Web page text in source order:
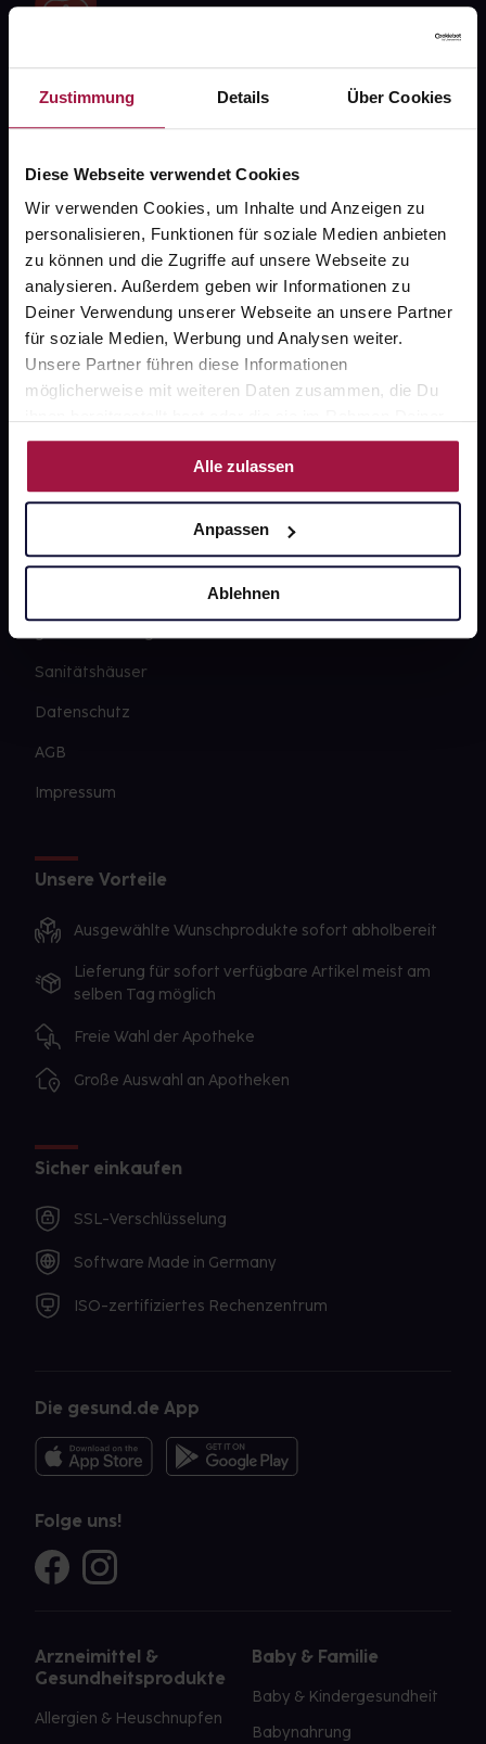
Zustimmung Details Über Cookies
Diese Webseite verwendet Cookies
Wir verwenden Cookies, um Inhalte und Anzeigen zu
personalisieren, Funktionen für soziale Medien anbieten
zu können und die Zugriffe auf unsere Webseite zu
analysieren. Außerdem geben wir Informationen zu
Deiner Verwendung unserer Webseite an unsere Partner
für soziale Medien, Werbung und Analysen weiter.
Unsere Partner führen diese Informationen
möglicherweise mit weiteren Daten zusammen, die Du
Nutzung der Dienste gesammelt haben.
Alle zulassen
Anpassen
Ablehnen
Fragen zu Deiner Bestellung?
Kontakt
Widerrufsformular
gesund.de
Barrierefreiheitserklärung
Sanitätshäuser
Datenschutz
AGB
Impressum
Unsere Vorteile
Ausgewählte Wunschprodukte sofort abholbereit
Lieferung für sofort verfügbare Artikel meist am
selben Tag möglich
Freie Wahl der Apotheke
Große Auswahl an Apotheken
Sicher einkaufen
SSL-Verschlüsselung
Software Made in Germany
ISO-zertifiziertes Rechenzentrum
Die gesund.de App
Folge uns!
Arzneimittel &
Gesundheitsprodukte
Allergien & Heuschnupfen
Baby & Familie
Baby & Kindergesundheit
Babynahrung